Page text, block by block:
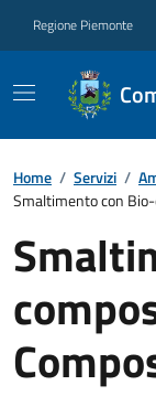
Regione Piemonte
Home / Servizi /
Smaltimento con